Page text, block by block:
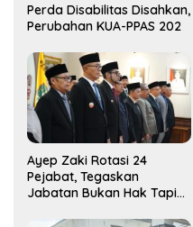
Perda Disabilitas
Perubahan KUA-PPAS 202
Ayep Zaki Rotasi 24
Pejabat, Tegaskan
Jabatan Bukan Hak Tapi